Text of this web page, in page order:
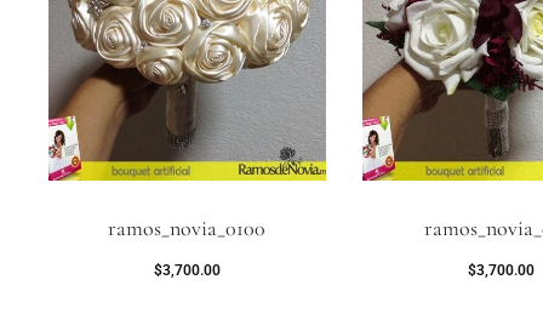
ramos_novia_0100
$3,700.00 $3,700.00